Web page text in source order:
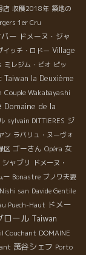
店 収穫2018年 築地の
1er Cru
ー ドメーヌ・ジャ
イッチ・ロドー Village
ミレジム・ビオ ピッ
Taiwan la Deuxième
Couple Wakabayashi
Domaine de la
sylvain DITTIERES ジ
ン ラパリュ・ヌーヴォ
区 ゴーさん Opéra 女
シャブリ
ドメーヌ・
ー Bonastre ブノワ夫妻
Nishi san Davide Gentile
Puech-Haut ドメー
ロール Taiwan
Couchant DOMAINE
萬谷シェフ Porto